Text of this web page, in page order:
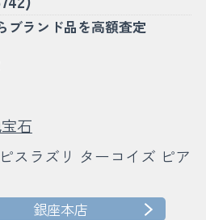
ブランド品を高額査定
石
スラズリ ターコイズ ピア
銀座本店